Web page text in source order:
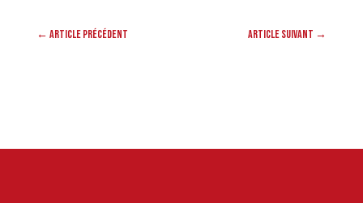
← Article précédent Article suivant →